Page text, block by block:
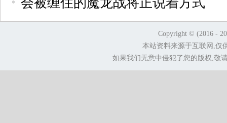
Copyright © (2016 -
本站资料来源于互联网,仅
如果我们无意中侵犯了您的版权,敬